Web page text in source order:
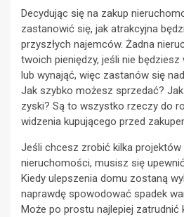
Decydując się na zakup
zastanowić się, jak atrakcyjna
przyszłych najemców. Żadna
twoich pieniędzy, jeśli nie
lub wynająć, więc zastanów się
Jak szybko możesz sprzedać?
zyski? Są to wszystko rzeczy do
widzenia kupującego przed
Jeśli chcesz zrobić kilka
nieruchomości, musisz się
Kiedy ulepszenia domu zostaną
naprawdę spowodować spadek
Może po prostu najlepiej zatrudnić